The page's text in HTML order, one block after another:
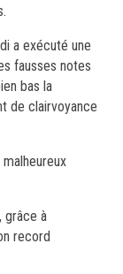
a exécuté une
fausses notes
bas la
de clairvoyance
grâce à
record